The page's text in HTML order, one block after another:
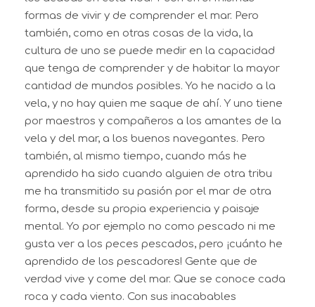
formas de vivir y de comprender el mar. Pero
también, como en otras cosas de la vida, la
cultura de uno se puede medir en la capacidad
que tenga de comprender y de habitar la mayor
cantidad de mundos posibles. Yo he nacido a la
vela, y no hay quien me saque de ahí. Y uno tiene
por maestros y compañeros a los amantes de la
vela y del mar, a los buenos navegantes. Pero
también, al mismo tiempo, cuando más he
aprendido ha sido cuando alguien de otra tribu
me ha transmitido su pasión por el mar de otra
forma, desde su propia experiencia y paisaje
mental. Yo por ejemplo no como pescado ni me
gusta ver a los peces pescados, pero ¡cuánto he
aprendido de los pescadores! Gente que de
verdad vive y come del mar. Que se conoce cada
roca y cada viento. Con sus inacabables